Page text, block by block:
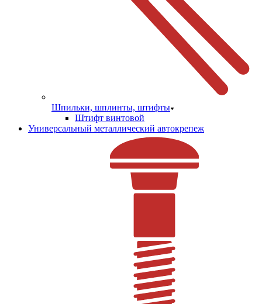
Шпильки, шплинты, штифты
Штифт винтовой
Универсальный металлический автокрепеж